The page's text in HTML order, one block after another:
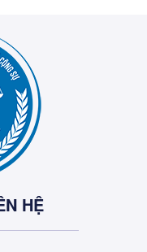
HỆ